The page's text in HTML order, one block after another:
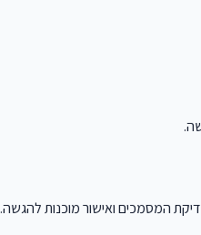
המסמכים ואישור מוכנות להגשה.